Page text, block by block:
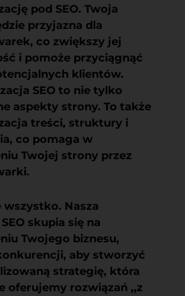
pod SEO. Twoja
przyjazna dla
co zwiększy jej
i pomoże przyciągnąć
klientów.
SEO to nie tylko
aspekty strony. To także
treści, struktury i
co pomaga w
Twojej strony przez
wszystko. Nasza
skupia się na
Twojego biznesu,
aby stworzyć
strategię, która
oferujemy rozwiązań ,,z